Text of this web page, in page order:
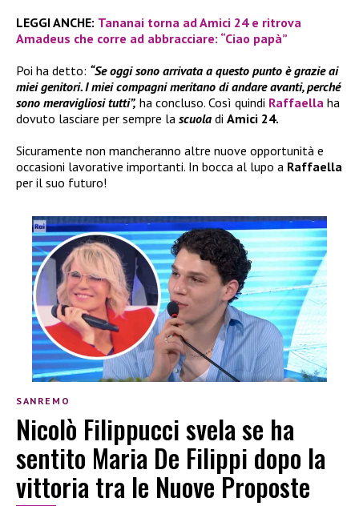
LEGGI ANCHE: Tananai torna ad Amici 24 e ritrova
Amadeus che corre ad abbracciare: “Ciao papà”
Poi ha detto: “Se oggi sono arrivata a questo punto è grazie ai
miei genitori. I miei compagni meritano di andare avanti, perché
sono meravigliosi tutti”, ha concluso. Così quindi Raffaella ha
dovuto lasciare per sempre la scuola di Amici 24.
Sicuramente non mancheranno altre nuove opportunità e
occasioni lavorative importanti. In bocca al lupo a Raffaella
per il suo futuro!
SANREMO
Nicolò Filippucci svela se ha
sentito Maria De Filippi dopo la
vittoria tra le Nuove Proposte